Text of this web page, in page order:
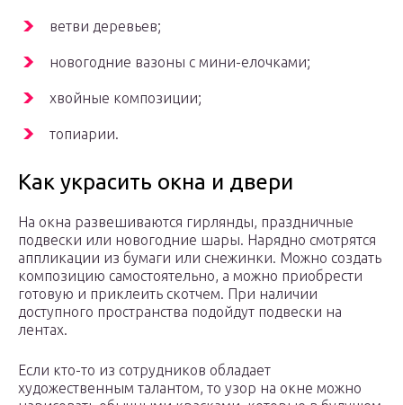
ветви деревьев;
новогодние вазоны с мини-елочками;
хвойные композиции;
топиарии.
Как украсить окна и двери
На окна развешиваются гирлянды, праздничные
подвески или новогодние шары. Нарядно смотрятся
аппликации из бумаги или снежинки. Можно создать
композицию самостоятельно, а можно приобрести
готовую и приклеить скотчем. При наличии
доступного пространства подойдут подвески на
лентах.
Если кто-то из сотрудников обладает
художественным талантом, то узор на окне можно